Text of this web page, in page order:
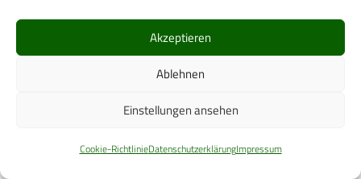
Akzeptieren
Ablehnen
Einstellungen ansehen
Cookie-RichtlinieDatenschutzerklärungImpressum
KARL STORZ SE & Co. KG